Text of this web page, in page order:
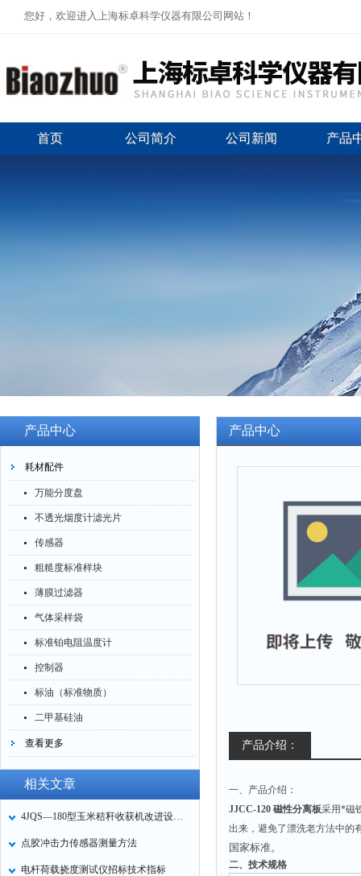
您好，欢迎进入上海标卓科学仪器有限公司网站！
首页 公司简介 公司新闻 产品
产品中心
耗材配件
万能分度盘
不透光烟度计滤光片
传感器
粗糙度标准样块
薄膜过滤器
气体采样袋
标准铂电阻温度计
控制器
标油（标准物质）
二甲基硅油
查看更多
相关文章
4JQS—180型玉米秸秆收获机改进设计与试验
点胶冲击力传感器测量方法
电杆荷载挠度测试仪招标技术指标
产品中心
产品介绍：
一、产品介绍：
JJCC-120 磁性分离板采用*磁
出来，避免了漂洗老方法中的
国家标准。
二、技术规格